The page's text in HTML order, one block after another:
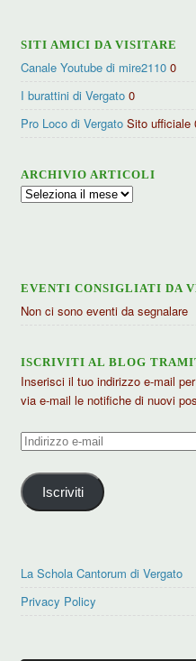
SITI AMICI DA VISITARE
Canale Youtube di mire2110 0
I burattini di Vergato 0
Pro Loco di Vergato Sito ufficiale
ARCHIVIO ARTICOLI
Archivio
EVENTI CONSIGLIATI DA
Non ci sono eventi da segnalare
ISCRIVITI AL BLOG
Inserisci il tuo indirizzo e-mail
via e-mail le notifiche di nuovi
Indirizzo
mail
Iscriviti
La Schola Cantorum di Vergato
Privacy Policy